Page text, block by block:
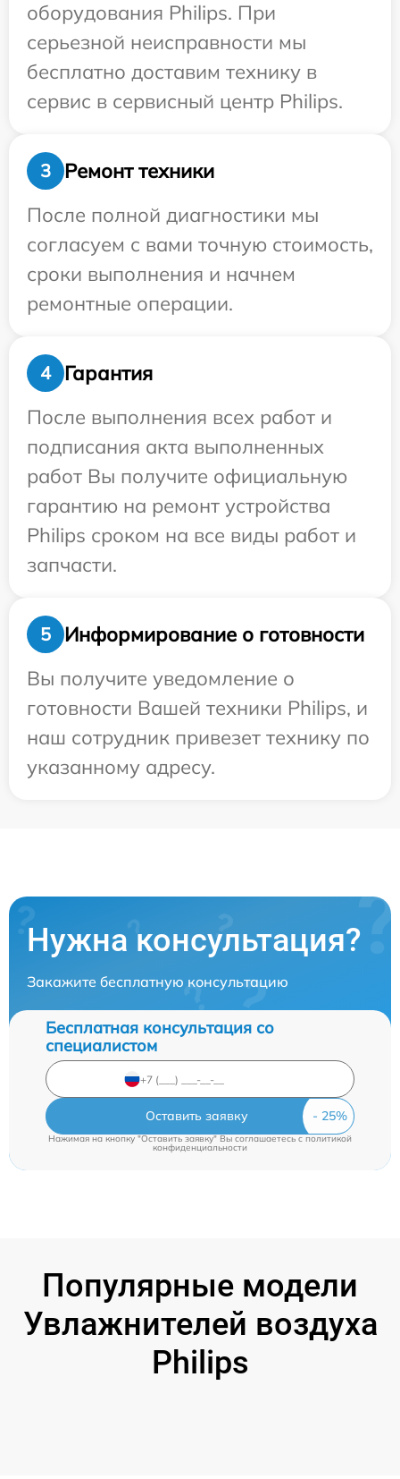
оборудования Philips. При
серьезной неисправности мы
бесплатно доставим технику в
сервис в сервисный центр Philips.
3
Ремонт техники
После полной диагностики мы
согласуем с вами точную стоимость,
сроки выполнения и начнем
ремонтные операции.
4
Гарантия
После выполнения всех работ и
подписания акта выполненных
работ Вы получите официальную
гарантию на ремонт устройства
Philips сроком на все виды работ и
запчасти.
5
Информирование о готовности
Вы получите уведомление о
готовности Вашей техники Philips, и
наш сотрудник привезет технику по
указанному адресу.
Нужна консультация?
Закажите бесплатную консультацию
Бесплатная консультация со
специалистом
Оставить заявку
Нажимая на кнопку "Оставить заявку" Вы соглашаетесь c политикой
конфиденциальности
Популярные модели
Увлажнителей воздуха
Philips